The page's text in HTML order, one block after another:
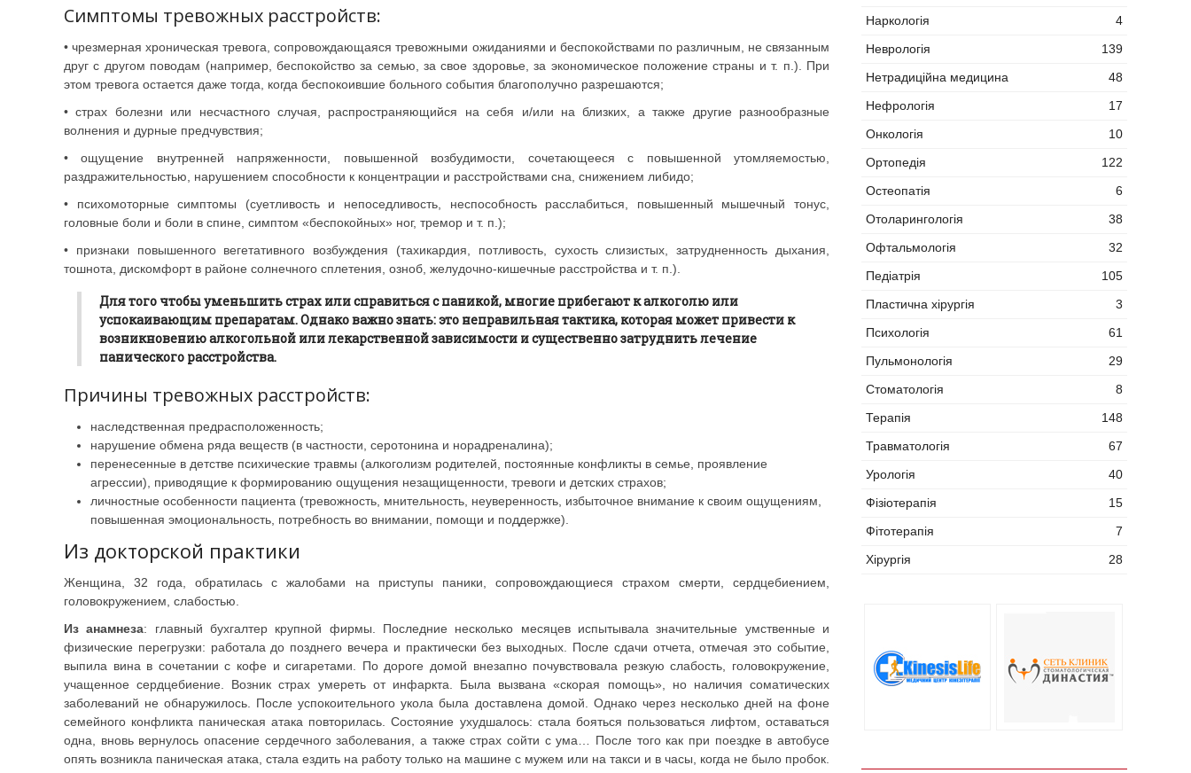
Симптомы тревожных расстройств:
• чрезмерная хроническая тревога, сопровождающаяся тревожными ожиданиями и беспокойствами по различным, не связанным
друг с другом поводам (например, беспокойство за семью, за свое здоровье, за экономическое положение страны и т. п.). При
этом тревога остается даже тогда, когда беспокоившие больного события благополучно разрешаются;
• страх болезни или несчастного случая, распространяющийся на себя и/или на близких, а также другие разнообразные
волнения и дурные предчувствия;
• ощущение внутренней напряженности, повышенной возбудимости, сочетающееся с повышенной утомляемостью,
раздражительностью, нарушением способности к концентрации и расстройствами сна, снижением либидо;
• психомоторные симптомы (суетливость и непоседливость, неспособность расслабиться, повышенный мышечный тонус,
головные боли и боли в спине, симптом «беспокойных» ног, тремор и т. п.);
• признаки повышенного вегетативного возбуждения (тахикардия, потливость, сухость слизистых, затрудненность дыхания,
тошнота, дискомфорт в районе солнечного сплетения, озноб, желудочно-кишечные расстройства и т. п.).
Для того чтобы уменьшить страх или справиться с паникой, многие прибегают к алкоголю или
успокаивающим препаратам. Однако важно знать: это неправильная тактика, которая может привести к
возникновению алкогольной или лекарственной зависимости и существенно затруднить лечение
панического расстройства.
Причины тревожных расстройств:
наследственная предрасположенность;
нарушение обмена ряда веществ (в частности, серотонина и норадреналина);
перенесенные в детстве психические травмы (алкоголизм родителей, постоянные конфликты в семье, проявление
агрессии), приводящие к формированию ощущения незащищенности, тревоги и детских страхов;
личностные особенности пациента (тревожность, мнительность, неуверенность, избыточное внимание к своим ощущениям,
повышенная эмоциональность, потребность во внимании, помощи и поддержке).
Из докторской практики
Женщина, 32 года, обратилась с жалобами на приступы паники, сопровождающиеся страхом смерти, сердцебиением,
головокружением, слабостью.
Из анамнеза: главный бухгалтер крупной фирмы. Последние несколько месяцев испытывала значительные умственные и
физические перегрузки: работала до позднего вечера и практически без выходных. После сдачи отчета, отмечая это событие,
выпила вина в сочетании с кофе и сигаретами. По дороге домой внезапно почувствовала резкую слабость, головокружение,
учащенное сердцебиение. Возник страх умереть от инфаркта. Была вызвана «скорая помощь», но наличия соматических
заболеваний не обнаружилось. После успокоительного укола была доставлена домой. Однако через несколько дней на фоне
семейного конфликта паническая атака повторилась. Состояние ухудшалось: стала бояться пользоваться лифтом, оставаться
одна, вновь вернулось опасение сердечного заболевания, а также страх сойти с ума… После того как при поездке в автобусе
опять возникла паническая атака, стала ездить на работу только на машине с мужем или на такси и в часы, когда не было пробок.
Наркологія
4
Неврологія
139
Нетрадиційна медицина
48
Нефрологія
17
Онкологія
10
Ортопедія
122
Остеопатія
6
Отоларингологія
38
Офтальмологія
32
Педіатрія
105
Пластична хірургія
3
Психологія
61
Пульмонологія
29
Стоматологія
8
Терапія
148
Травматологія
67
Урологія
40
Фізіотерапія
15
Фітотерапія
7
Хірургія
28